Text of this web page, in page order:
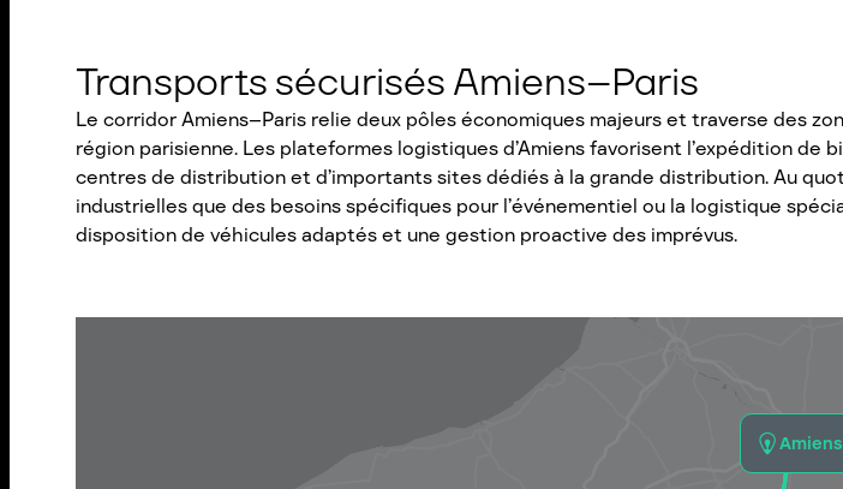
Transports sécurisés Amiens–Paris
Le corridor Amiens–Paris relie deux pôles économiques majeurs et traverse des
région parisienne. Les plateformes logistiques d’Amiens favorisent l’expédition
centres de distribution et d’importants sites dédiés à la grande distribution. Au
industrielles que des besoins spécifiques pour l’événementiel ou la logistique
disposition de véhicules adaptés et une gestion proactive des imprévus.
Amiens